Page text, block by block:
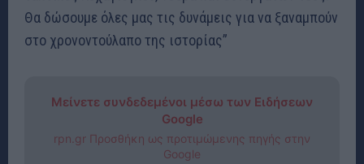
Θα δώσουμε όλες μας τις δυνάμεις για να ξαναμπούν
στο χρονοντούλαπο της ιστορίας”
Μείνετε συνδεδεμένοι μέσω των Ειδήσεων
Google
rpn.gr Προσθήκη ως προτιμώμενης πηγής στην
Google